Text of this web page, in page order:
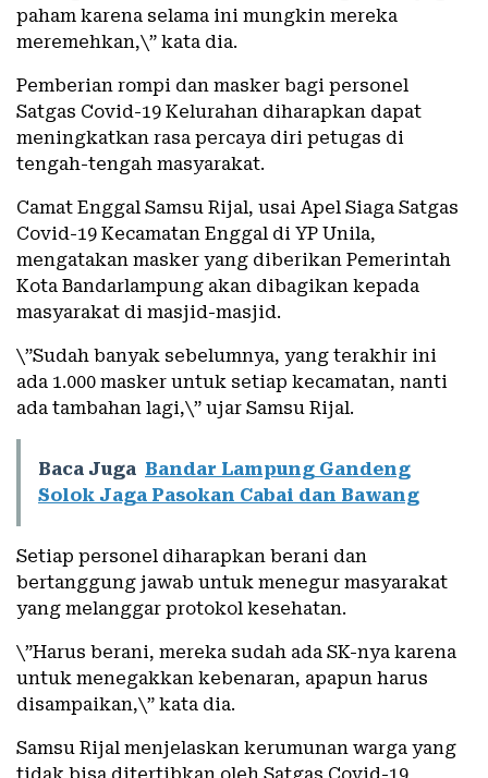
paham karena selama ini mungkin mereka
meremehkan,\” kata dia.
Pemberian rompi dan masker bagi personel
Satgas Covid-19 Kelurahan diharapkan dapat
meningkatkan rasa percaya diri petugas di
tengah-tengah masyarakat.
Camat Enggal Samsu Rijal, usai Apel Siaga Satgas
Covid-19 Kecamatan Enggal di YP Unila,
mengatakan masker yang diberikan Pemerintah
Kota Bandarlampung akan dibagikan kepada
masyarakat di masjid-masjid.
\”Sudah banyak sebelumnya, yang terakhir ini
ada 1.000 masker untuk setiap kecamatan, nanti
ada tambahan lagi,\” ujar Samsu Rijal.
Baca Juga Bandar Lampung Gandeng
Solok Jaga Pasokan Cabai dan Bawang
Setiap personel diharapkan berani dan
bertanggung jawab untuk menegur masyarakat
yang melanggar protokol kesehatan.
\”Harus berani, mereka sudah ada SK-nya karena
untuk menegakkan kebenaran, apapun harus
disampaikan,\” kata dia.
Samsu Rijal menjelaskan kerumunan warga yang